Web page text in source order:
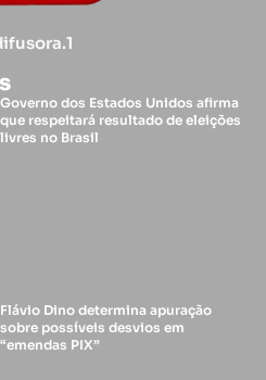
Governo dos Estados Unidos afirma
que respeitará resultado de eleições
livres no Brasil
Flávio Dino determina apuração
sobre possíveis desvios em
“emendas PIX”